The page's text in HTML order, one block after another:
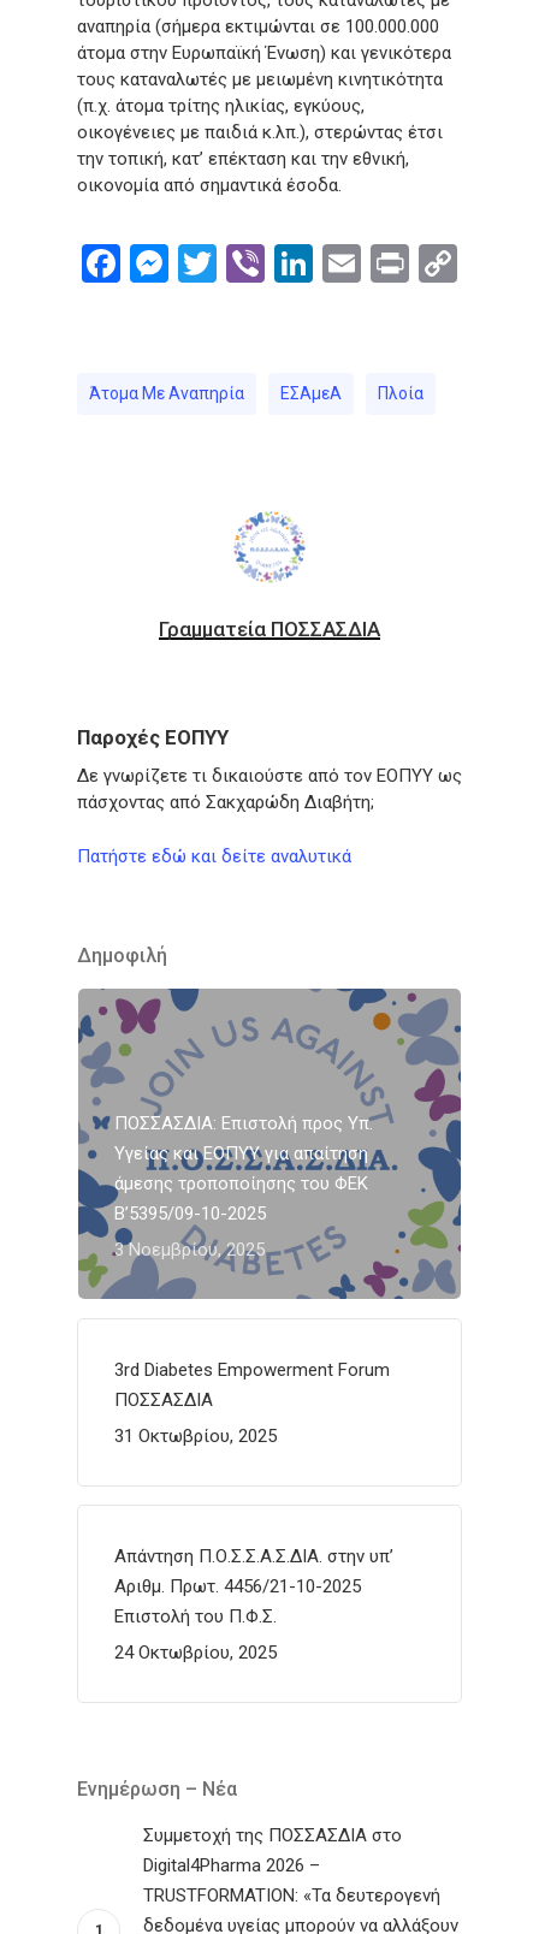
αναπηρία (σήμερα εκτιμώνται σε 100.000.000
άτομα στην Ευρωπαϊκή Ένωση) και γενικότερα
τους καταναλωτές με μειωμένη κινητικότητα
(π.χ. άτομα τρίτης ηλικίας, εγκύους,
οικογένειες με παιδιά κ.λπ.), στερώντας έτσι
την τοπική, κατ’ επέκταση και την εθνική,
οικονομία από σημαντικά έσοδα.
Facebook
Messenger
Twitter
ViberLinkedIn
Email
Print
Άτομα Με Αναπηρία ΕΣΑμεΑ Πλοία
Γραμματεία ΠΟΣΣΑΣΔΙΑ
Παροχές ΕΟΠΥΥ
Δε γνωρίζετε τι δικαιούστε από τον ΕΟΠΥΥ ως
πάσχοντας από Σακχαρώδη Διαβήτη;
Πατήστε εδώ και δείτε αναλυτικά
Δημοφιλή
ΠΟΣΣΑΣΔΙΑ: Επιστολή προς Υπ.
Υγείας και ΕΟΠΥΥ για απαίτηση
άμεσης τροποποίησης του ΦΕΚ
Β’5395/09-10-2025
3 Νοεμβρίου, 2025
3rd Diabetes Empowerment Forum
ΠΟΣΣΑΣΔΙΑ
31 Οκτωβρίου, 2025
Απάντηση Π.Ο.Σ.Σ.Α.Σ.ΔΙΑ. στην υπ’
Αριθμ. Πρωτ. 4456/21-10-2025
Επιστολή του Π.Φ.Σ.
24 Οκτωβρίου, 2025
Ενημέρωση – Νέα
Συμμετοχή της ΠΟΣΣΑΣΔΙΑ στο
Digital4Pharma 2026 –
TRUSTFORMATION: «Τα δευτερογενή
δεδομένα υγείας μπορούν να αλλάξουν